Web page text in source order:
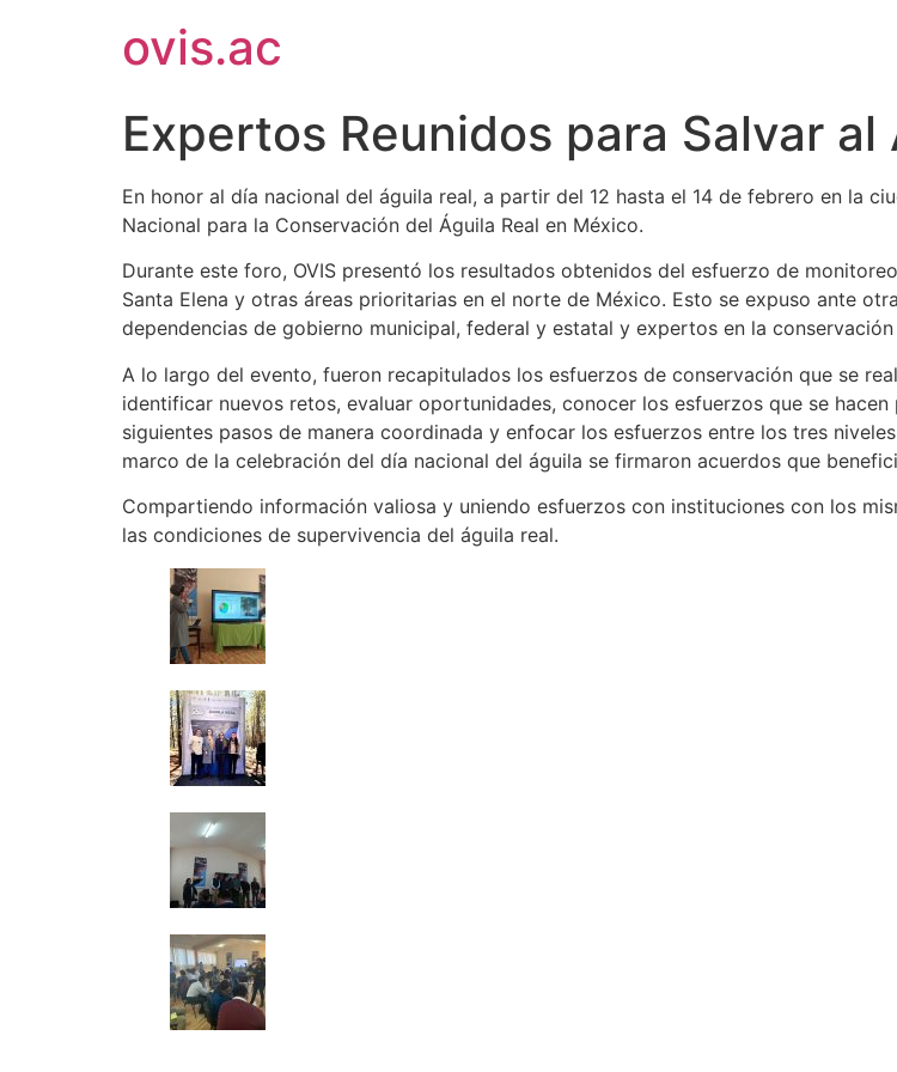
ovis.ac
Expertos Reunidos para Salvar al
En honor al día nacional del águila real, a partir del 12 hasta el 14 de febrero en la
Nacional para la Conservación del Águila Real en México.
Durante este foro, OVIS presentó los resultados obtenidos del esfuerzo de
Santa Elena y otras áreas prioritarias en el norte de México. Esto se expuso ante
dependencias de gobierno municipal, federal y estatal y expertos en la
A lo largo del evento, fueron recapitulados los esfuerzos de conservación que se
identificar nuevos retos, evaluar oportunidades, conocer los esfuerzos que se
siguientes pasos de manera coordinada y enfocar los esfuerzos entre los tres
marco de la celebración del día nacional del águila se firmaron acuerdos que
Compartiendo información valiosa y uniendo esfuerzos con instituciones con los
las condiciones de supervivencia del águila real.